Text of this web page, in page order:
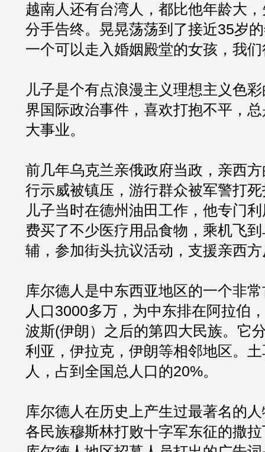
越南人还有台湾人，都比他年龄大
分手告终。晃晃荡荡到了接近35岁
一个可以走入婚姻殿堂的女孩，我
儿子是个有点浪漫主义理想主义色
界国际政治事件，喜欢打抱不平，
大事业。
前几年乌克兰亲俄政府当政，亲西
行示威被镇压，游行群众被军警打
儿子当时在德州油田工作，他专门
费买了不少医疗用品食物，乘机飞
辅，参加街头抗议活动，支援亲西
库尔德人是中东西亚地区的一个非
人口3000多万，为中东排在阿拉伯
波斯(伊朗）之后的第四大民族。它
利亚，伊拉克，伊朗等相邻地区。
人，占到全国总人口的20%。
库尔德人在历史上产生过最著名的
各民族穆斯林打败十字军东征的撒